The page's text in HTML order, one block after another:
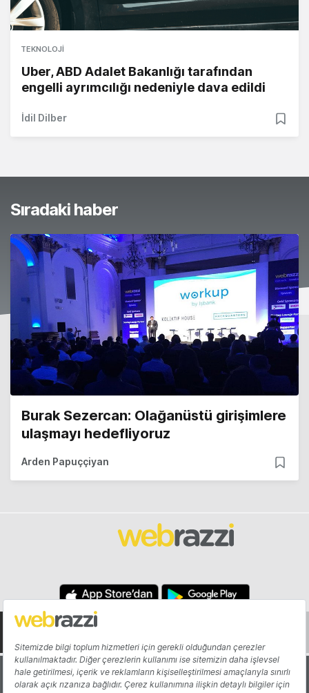
TEKNOLOJI
Uber, ABD Adalet Bakanlığı tarafından
engelli ayrımcılığı nedeniyle dava edildi
İdil Dilber
Sıradaki haber
Burak Sezercan: Olağanüstü girişimlere
ulaşmayı hedefliyoruz
Arden Papuççiyan
Hakkında Yazarlar